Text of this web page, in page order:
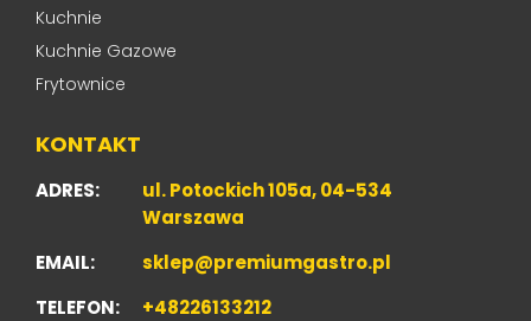
Kuchnie
Kuchnie Gazowe
Frytownice
KONTAKT
ADRES:
ul. Potockich 105a, 04-534
Warszawa
EMAIL:
sklep@premiumgastro.pl
TELEFON:
+48226133212